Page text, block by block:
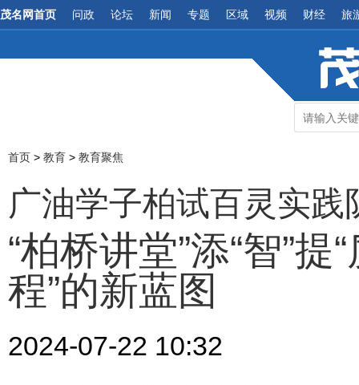
茂名网首页 问政 论坛 新闻 专题 区域 视频 财经 旅
首页 > 教育 > 教育聚焦
广油学子柏试百灵实
“柏桥讲堂”添“智”提
程”的新蓝图
2024-07-22 10:32